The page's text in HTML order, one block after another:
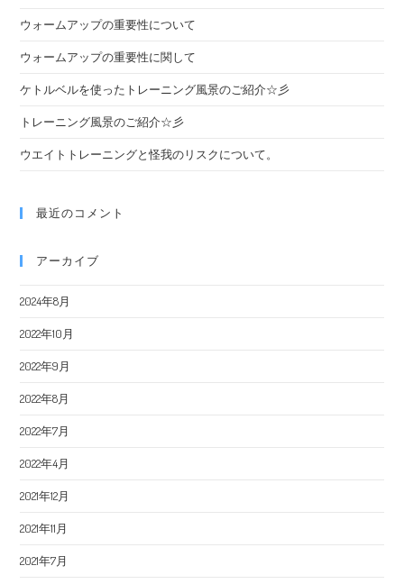
ウォームアップの重要性について
ウォームアップの重要性に関して
ケトルベルを使ったトレーニング風景のご紹介☆彡
トレーニング風景のご紹介☆彡
ウエイトトレーニングと怪我のリスクについて。
最近のコメント
アーカイブ
2024年8月
2022年10月
2022年9月
2022年8月
2022年7月
2022年4月
2021年12月
2021年11月
2021年7月